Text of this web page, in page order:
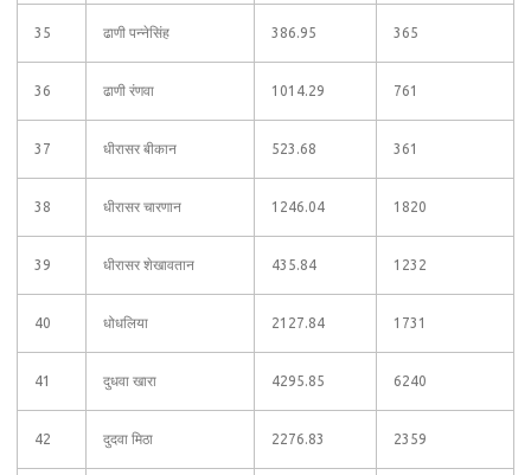
35 ढाणी पन्नेसिंह 386.95 365
36 ढाणी रंणवा 1014.29 761
37 धीरासर बीकान 523.68 361
38 धीरासर चारणान 1246.04 1820
39 धीरासर शेखावतान 435.84 1232
40 धोधलिया 2127.84 1731
41 दुधवा खारा 4295.85 6240
42 दुदवा मिठा 2276.83 2359